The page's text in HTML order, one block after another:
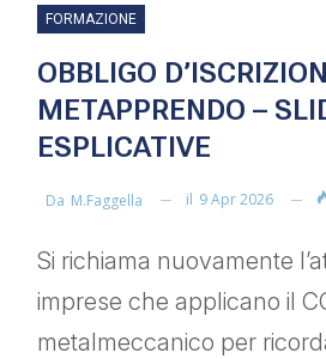
FORMAZIONE
OBBLIGO
METAPPRENDO –
ESPLICATIVE
Da M.faggella il 9 Apr 2026
Si richiama nuovamente
imprese che applicano il
metalmeccanico per